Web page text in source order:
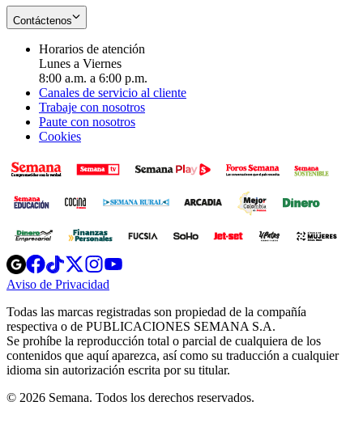
Contáctenos
Horarios de atención
Lunes a Viernes
8:00 a.m. a 6:00 p.m.
Canales de servicio al cliente
Trabaje con nosotros
Paute con nosotros
Cookies
Opens
in
new
Opens
in
new
Opens
in
new
window
Opens
new
windowwindow
Aviso de Privacidad
new
window
Todas las marcas registradas son propiedad de la compañía
respectiva o de PUBLICACIONES SEMANA S.A.
Se prohíbe la reproducción total o parcial de cualquiera de los
contenidos que aquí aparezca, así como su traducción a cualquier
idioma sin autorización escrita por su titular.
© 2026 Semana. Todos los derechos reservados.